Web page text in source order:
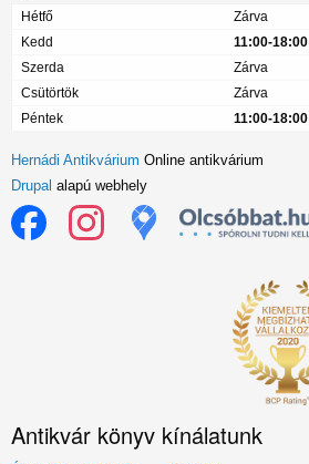
Hétfő
Zárva
Kedd
11:00-18:00
Szerda
Zárva
Csütörtök
Zárva
Péntek
11:00-18:00
Hernádi Antikvárium Online antikvárium
Drupal alapú webhely
Antikvár könyv kínálatunk